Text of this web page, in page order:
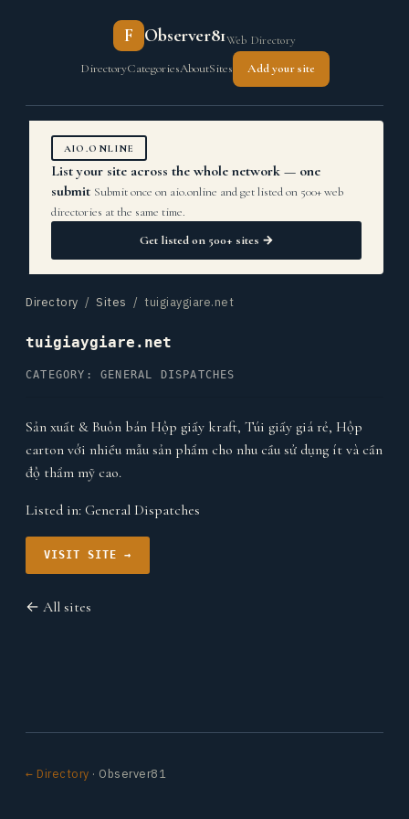
F Observer81Web Directory
DirectoryCategoriesAboutSites Add your site
AIO.ONLINE
List your site across the whole network — one
submit Submit once on aio.online and get listed on 500+ web
directories at the same time.
Get listed on 500+ sites →
Directory / Sites / tuigiaygiare.net
tuigiaygiare.net
CATEGORY: GENERAL DISPATCHES
Sản xuất & Buôn bán Hộp giấy kraft, Túi giấy giá rẻ, Hộp
carton với nhiều mẫu sản phẩm cho nhu cầu sử dụng ít và cần
độ thẩm mỹ cao.
Listed in: General Dispatches
VISIT SITE →
← All sites
← Directory · Observer81